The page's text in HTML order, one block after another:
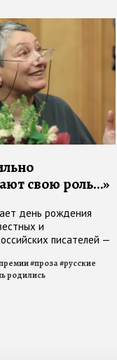
свою роль…»
день рождения
и
писателей —
#проза#русские
родились